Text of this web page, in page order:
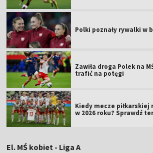
Polki poznały rywalki w
Zawiła droga Polek na
trafić na potęgi
Kiedy mecze
w 2026 roku? Sprawdź
El. MŚ kobiet - Liga A